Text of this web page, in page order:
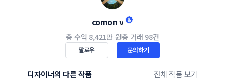
comon v
총 수익 8,421만 원총 거래 98건
팔로우 문의하기
디자이너의 다른 작품 전체 작품 보기